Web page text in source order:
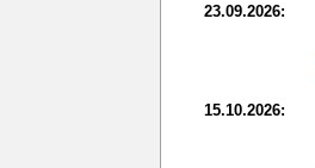
23.09.2026:
15.10.2026: